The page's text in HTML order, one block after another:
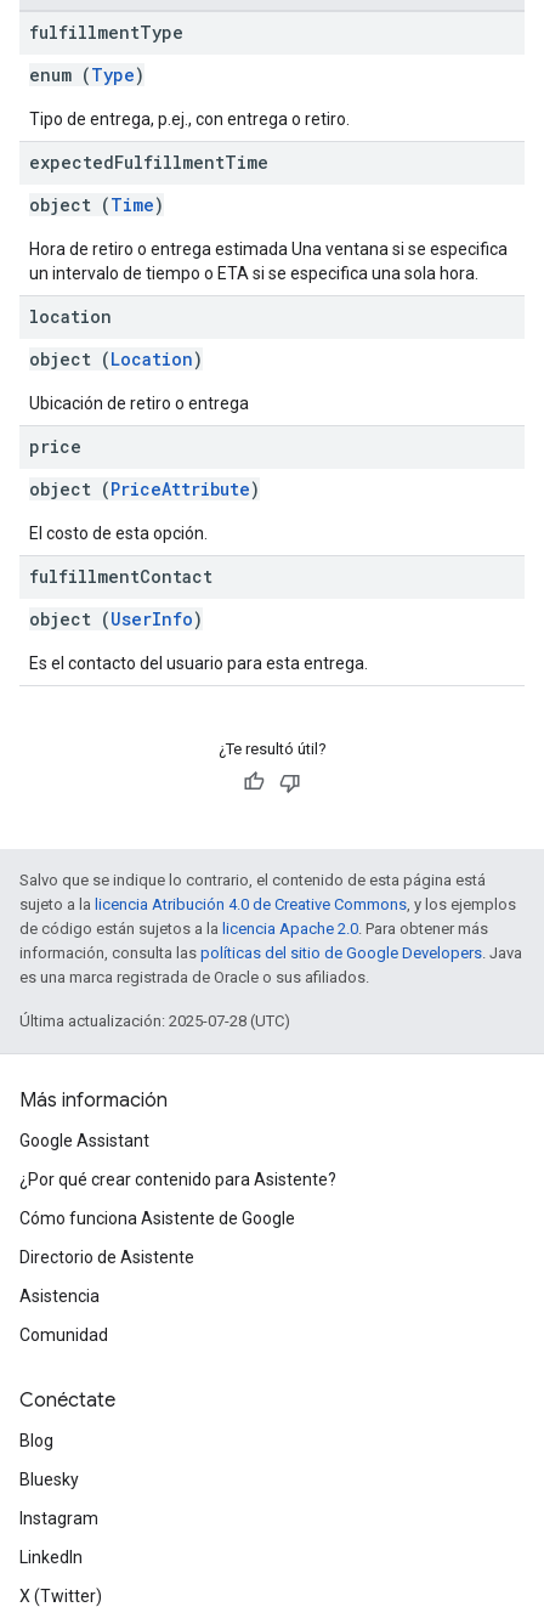
fulfillmentType
enum (Type)
Tipo de entrega, p.ej., con entrega o retiro.
expectedFulfillmentTime
object (Time)
Hora de retiro o entrega estimada Una ventana si se especifica
un intervalo de tiempo o ETA si se especifica una sola hora.
location
object (Location)
Ubicación de retiro o entrega
price
object (PriceAttribute)
El costo de esta opción.
fulfillmentContact
object (UserInfo)
Es el contacto del usuario para esta entrega.
¿Te resultó útil?
Salvo que se indique lo contrario, el contenido de esta página está
sujeto a la licencia Atribución 4.0 de Creative Commons, y los ejemplos
de código están sujetos a la licencia Apache 2.0. Para obtener más
información, consulta las políticas del sitio de Google Developers. Java
es una marca registrada de Oracle o sus afiliados.
Última actualización: 2025-07-28 (UTC)
Más información
Google Assistant
¿Por qué crear contenido para Asistente?
Cómo funciona Asistente de Google
Directorio de Asistente
Asistencia
Comunidad
Conéctate
Blog
Bluesky
Instagram
LinkedIn
X (Twitter)